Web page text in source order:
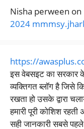
Nisha perween on
2024
https://
इस वेबसइट का सरकार
व्यक्तिगत ब्लॉग है जिसे
रखता हो उसके द्वारा
हमारी पूरी कोशिश
सही जानकारी सबसे